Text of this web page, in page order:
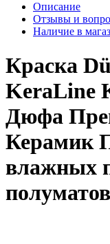
Описание
Отзывы и
Наличие в
Краска
KeraLine
Дюфа
Керамик
влажных